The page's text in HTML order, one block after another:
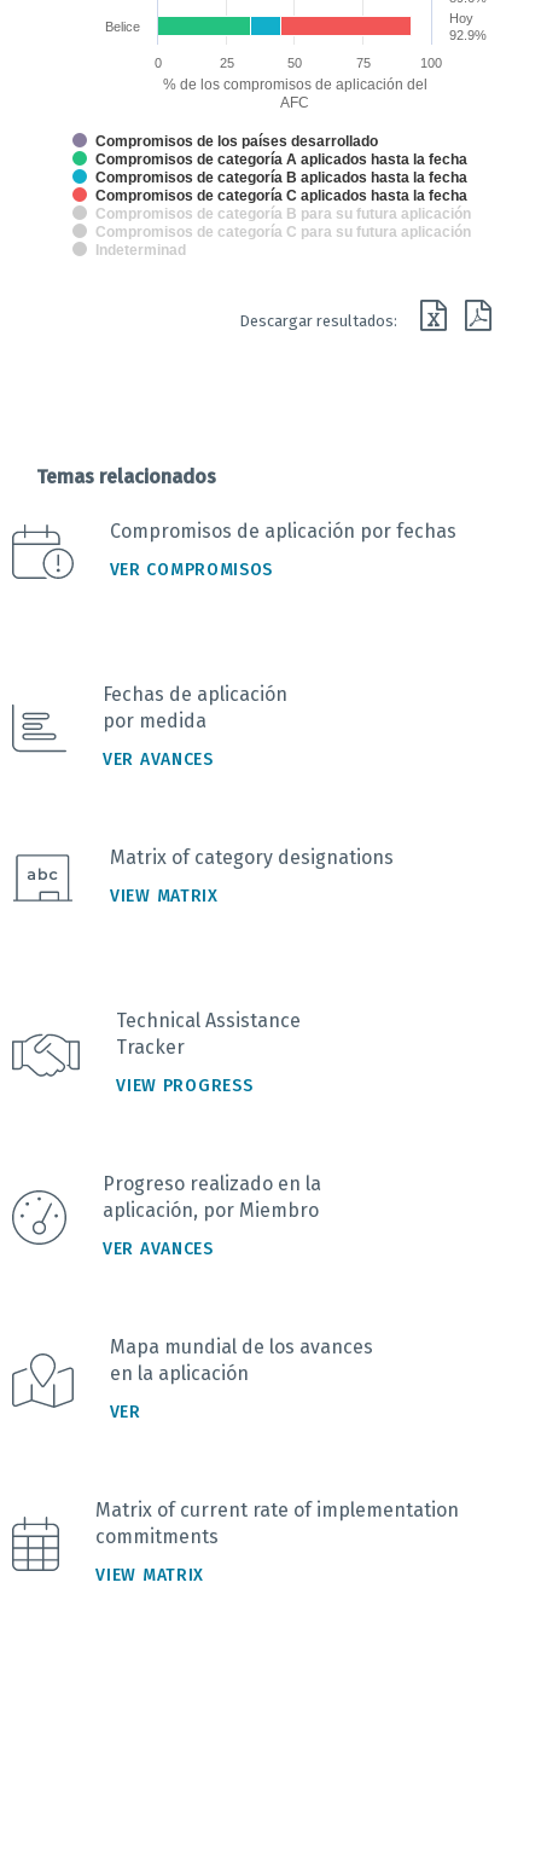
Acuerdo sobre Facilitación del Comercio
The chart has 2 X axes displaying categories and categories.
% de los compromisos de aplicación del
AFC
Compromisos de los países desarrollado
Compromisos de categoría A aplicados hasta la fecha
Compromisos de categoría B aplicados hasta la fecha
Compromisos de categoría C aplicados hasta la fecha
Compromisos de categoría B para su futura aplicación
Compromisos de categoría C para su futura aplicación
Indeterminad
Belice
Hoy
92.9%
0
100
25 50 75
Descargar resultados:
Temas relacionados
Compromisos de aplicación por fechas
VER COMPROMISOS
Fechas de aplicación
por medida
VER AVANCES
Matrix of category designations
VIEW MATRIX
Technical Assistance
Tracker
VIEW PROGRESS
Progreso realizado en la
aplicación, por Miembro
VER AVANCES
Mapa mundial de los avances
en la aplicación
VER
Matrix of current rate of implementation
commitments
VIEW MATRIX